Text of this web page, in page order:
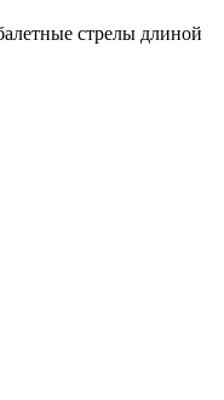
стрелы длиной